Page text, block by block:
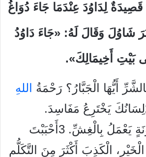
قَصِيدَةٌ لِدَاوُدَ عِنْدَمَا جَاءَ دُوَاغُ
شَاوُلَ وَقَالَ لَهُ: «جَاءَ دَاوُدُ
بَيْتِ أَخِيمَالِكَ».
الله
هِيَ كُلَّ يَوْمٍ! 2لِسَانُكَ يَخْتَرِعُ مَفَاسِدَ.
كَمُوسَى مَسْنُونَةٍ يَعْمَلُ بِالْغِشِّ. 3أَحْبَبْتَ
الْكَذِبَ أَكْثَرَ مِنَ التَّكَلُّمِ